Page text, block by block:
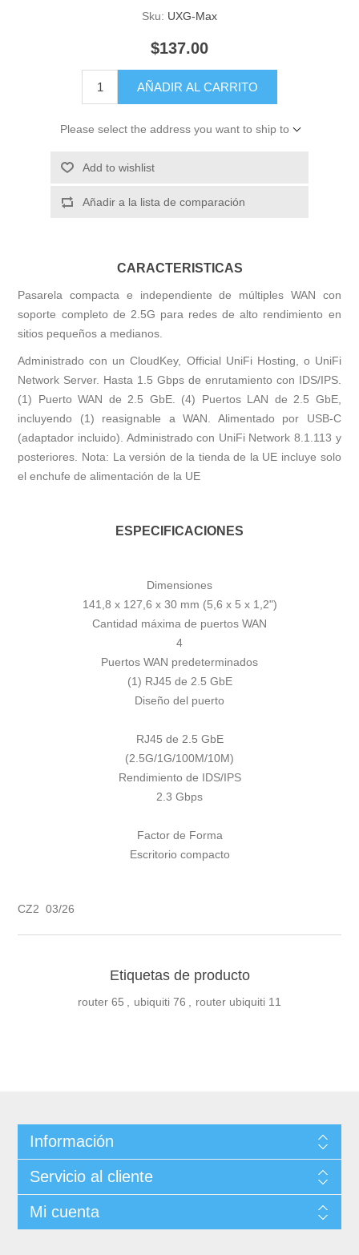
Sku: UXG-Max
$137.00
AÑADIR AL CARRITO
Please select the address you want to ship to
Add to wishlist
Añadir a la lista de comparación
CARACTERISTICAS
Pasarela compacta e independiente de múltiples WAN con
soporte completo de 2.5G para redes de alto rendimiento en
sitios pequeños a medianos.
Administrado con un CloudKey, Official UniFi Hosting, o UniFi
Network Server. Hasta 1.5 Gbps de enrutamiento con IDS/IPS.
(1) Puerto WAN de 2.5 GbE. (4) Puertos LAN de 2.5 GbE,
incluyendo (1) reasignable a WAN. Alimentado por USB-C
(adaptador incluido). Administrado con UniFi Network 8.1.113 y
posteriores. Nota: La versión de la tienda de la UE incluye solo
el enchufe de alimentación de la UE
ESPECIFICACIONES
Dimensiones
141,8 x 127,6 x 30 mm (5,6 x 5 x 1,2")
Cantidad máxima de puertos WAN
4
Puertos WAN predeterminados
(1) RJ45 de 2.5 GbE
Diseño del puerto
RJ45 de 2.5 GbE
(2.5G/1G/100M/10M)
Rendimiento de IDS/IPS
2.3 Gbps
Factor de Forma
Escritorio compacto
CZ2 03/26
Etiquetas de producto
router 65 , ubiquiti 76 , router ubiquiti 11
Información
Servicio al cliente
Mi cuenta